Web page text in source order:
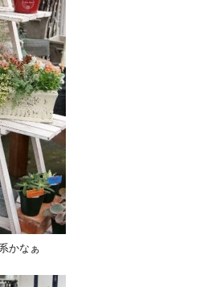
かなぁ